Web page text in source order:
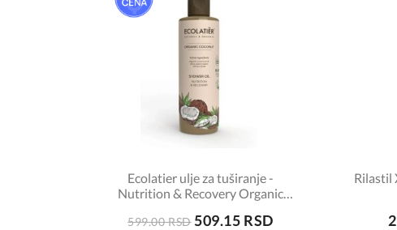
Ecolatier ulje za tuširanje -
Nutrition & Recovery Organic
599.00 RSD 509.15 RSD
Rilastil